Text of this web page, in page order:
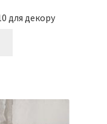
для декору